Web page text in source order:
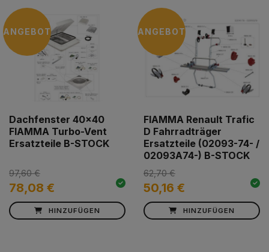
ANGEBOT
Dachfenster 40x40
FIAMMA Turbo-Vent
Ersatzteile B-STOCK
78,08 €
97,60 €
HINZUFÜGEN
ANGEBOT
FIAMMA Renault Trafic
D Fahrradträger
Ersatzteile (02093-74- /
02093A74-) B-STOCK
50,16 €
62,70 €
HINZUFÜGEN